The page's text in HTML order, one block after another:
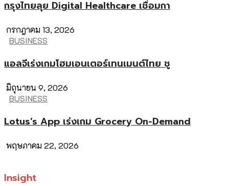
กรุงไทยลุย Digital Healthcare เชื่อมกา
กรกฎาคม 13, 2026
BUSINESS
แอลจีเร่งเกมโฮมเอนเตอร์เทนเมนต์ไทย ชู
มิถุนายน 9, 2026
BUSINESS
Lotus’s App เร่งเกม Grocery On-Demand
พฤษภาคม 22, 2026
Insight